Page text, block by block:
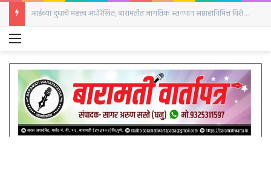
बारामतीतील जामदार रोड प्रकरण गूढमय; कॅलेंडरवरील नोंदींमुळे तपासाची दिशा बदलणार? ‘No Result’ची नोंद चर्चेत
Menu